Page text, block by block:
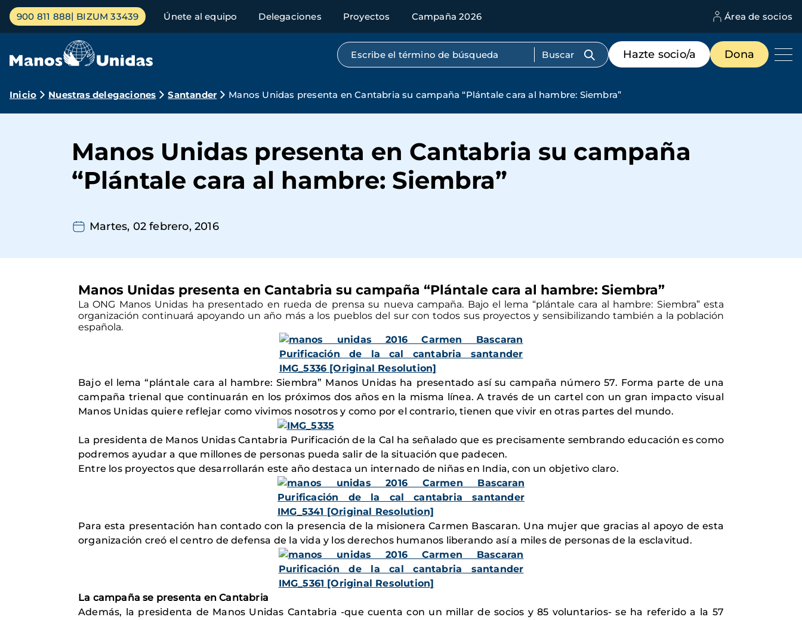
Pasar
contenido
Menú
principal
900 811 888 BIZUM 33439 Únete al equipo Delegaciones Proyectos Campaña 2026 Área de socios
Búsqueda por texto completo
Menú
de
destacados
Hazte socio/a Dona
Ruta
navegación
Inicio Nuestras delegaciones Santander Manos Unidas presenta en Cantabria su campaña “Plántale cara al hambre: Siembra”
Manos Unidas presenta en Cantabria su campaña
“Plántale cara al hambre: Siembra”
Martes, 02 febrero, 2016
Manos Unidas presenta en Cantabria su campaña “Plántale cara al hambre: Siembra”
La ONG Manos Unidas ha presentado en rueda de prensa su nueva campaña. Bajo el lema “plántale cara al hambre: Siembra” esta
organización continuará apoyando un año más a los pueblos del sur con todos sus proyectos y sensibilizando también a la población
española.
Bajo el lema “plántale cara al hambre: Siembra” Manos Unidas ha presentado así su campaña número 57. Forma parte de una
campaña trienal que continuarán en los próximos dos años en la misma línea. A través de un cartel con un gran impacto visual
Manos Unidas quiere reflejar como vivimos nosotros y como por el contrario, tienen que vivir en otras partes del mundo.
La presidenta de Manos Unidas Cantabria Purificación de la Cal ha señalado que es precisamente sembrando educación es como
podremos ayudar a que millones de personas pueda salir de la situación que padecen.
Entre los proyectos que desarrollarán este año destaca un internado de niñas en India, con un objetivo claro.
Para esta presentación han contado con la presencia de la misionera Carmen Bascaran. Una mujer que gracias al apoyo de esta
organización creó el centro de defensa de la vida y los derechos humanos liberando así a miles de personas de la esclavitud.
La campaña se presenta en Cantabria
Además, la presidenta de Manos Unidas Cantabria -que cuenta con un millar de socios y 85 voluntarios- se ha referido a la 57